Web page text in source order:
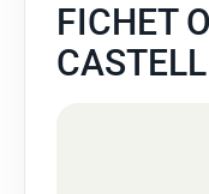
FICHET